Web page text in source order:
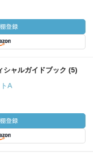
シャルガイドブック (5)
A